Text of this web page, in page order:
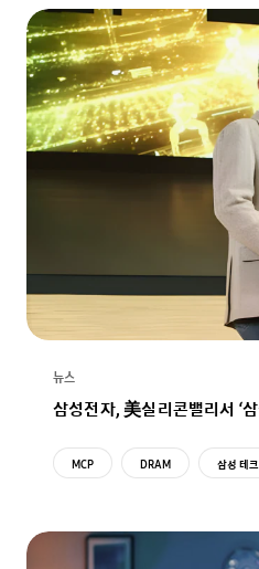
뉴스
삼성전자, 美실리콘밸리서 ‘
MCP DRAM 삼성 테